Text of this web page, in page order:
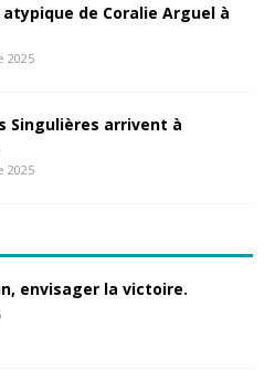
de Coralie Arguel à
2025
Singulières arrivent à
2025
envisager la victoire.